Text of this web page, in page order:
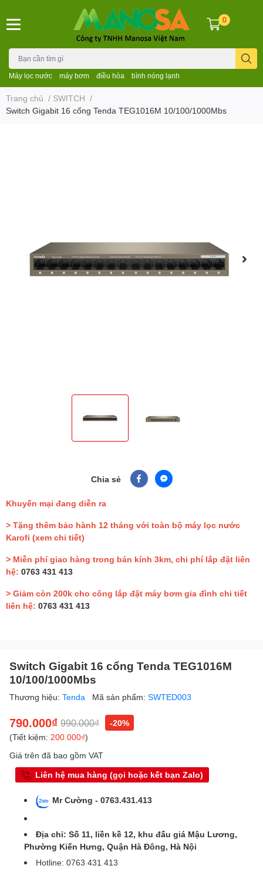
Máy lọc nước máy bơm điều hòa bình nóng lạnh
0
Trang chủ / SWITCH /
Switch Gigabit 16 cổng Tenda TEG1016M 10/100/1000Mbs
Chia sẻ
Khuyến mại đang diễn ra
> Tặng thêm bảo hành 12 tháng với toàn bộ máy lọc nước
Karofi (xem chi tiết)
> Miễn phí giao hàng trong bán kính 3km, chi phí lắp đặt liên
hệ: 0763 431 413
> Giảm còn 200k cho công lắp đặt máy bơm gia đình chi tiết
liên hệ: 0763 431 413
Switch Gigabit 16 cổng Tenda TEG1016M
10/100/1000Mbs
Thương hiệu: Tenda Mã sản phẩm: SWTED003
790.000₫ 990.000₫
-20%
(Tiết kiệm: 200.000₫)
Giá trên đã bao gồm VAT
Liên hệ mua hàng (gọi hoặc kết bạn Zalo)
Mr Cường - 0763.431.413
Địa chỉ: Số 11, liền kề 12, khu đấu giá Mậu Lương,
Phường Kiến Hưng, Quận Hà Đông, Hà Nội
Hotline: 0763 431 413